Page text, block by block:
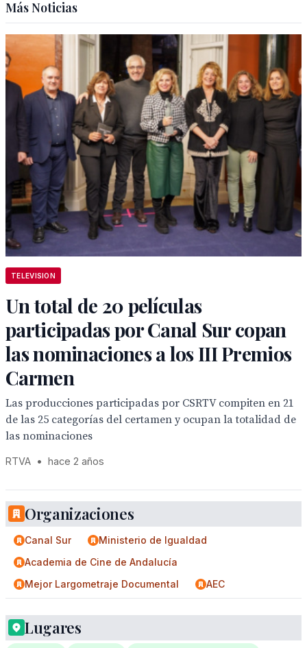
Más Noticias
TELEVISION
Un total de 20 películas
participadas por Canal Sur copan
las nominaciones a los III Premios
Carmen
Las producciones participadas por CSRTV compiten en 21
de las 25 categorías del certamen y ocupan la totalidad de
las nominaciones
RTVA • hace 2 años
Organizaciones
Canal Sur
Ministerio de Igualdad
Academia de Cine de Andalucía
Mejor Largometraje Documental
AEC
Lugares